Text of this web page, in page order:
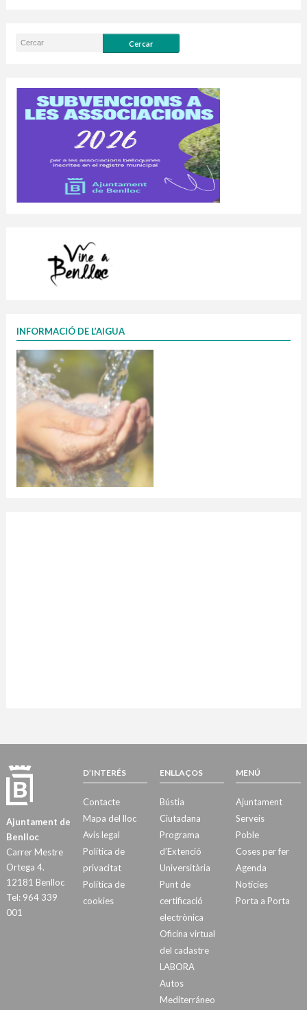
INFORMACIÓ DE L’AIGUA
Ajuntament de
Benlloc
Carrer Mestre
Ortega 4.
12181 Benlloc
Tel: 964 339
001
D’INTERÉS
Contacte
Mapa del lloc
Avís legal
Política de
privacitat
Política de
cookies
ENLLAÇOS
Bústia
Ciutadana
Programa
d’Extenció
Universitària
Punt de
certificació
electrònica
Oficina virtual
del cadastre
LABORA
Autos
Mediterráneo
MENÚ
Ajuntament
Serveis
Poble
Coses per fer
Agenda
Notícies
Porta a Porta